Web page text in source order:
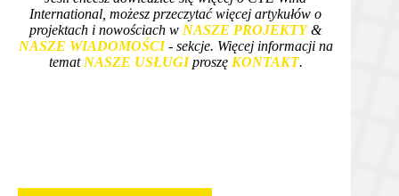
International, możesz przeczytać więcej artykułów o
projektach i nowościach w NASZE PROJEKTY&
NASZE WIADOMOŚCI- sekcje. Więcej informacji na
temat NASZE USŁUGIproszę KONTAKT.